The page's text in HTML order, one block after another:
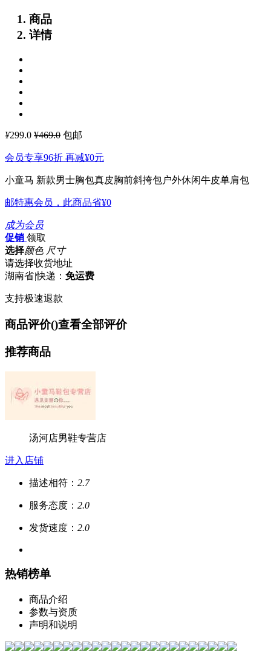
商品
详情
¥299.0 ¥469.0 包邮
会员专享96折 再减¥0元
小童马 新款男士胸包真皮胸前斜挎包户外休闲牛皮单肩包
邮特惠会员，此商品省¥0
成为会员
促销 领取
选择颜色 尺寸
请选择收货地址
湖南省|快递： 免运费
支持极速退款
商品评价()查看全部评价
推荐商品
汤河店男鞋专营店
进入店铺
描述相符： 2.7
服务态度： 2.0
发货速度： 2.0
热销榜单
商品介绍
参数与资质
声明和说明